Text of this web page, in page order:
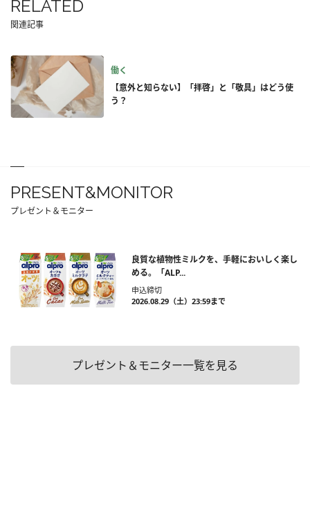
RELATED
関連記事
働く
【意外と知らない】「拝啓」と「敬具」はどう使
う？
PRESENT&MONITOR
プレゼント＆モニター
良質な植物性ミルクを、手軽においしく楽し
める。「ALP...
申込締切
2026.08.29（土）23:59まで
プレゼント＆モニター一覧を見る